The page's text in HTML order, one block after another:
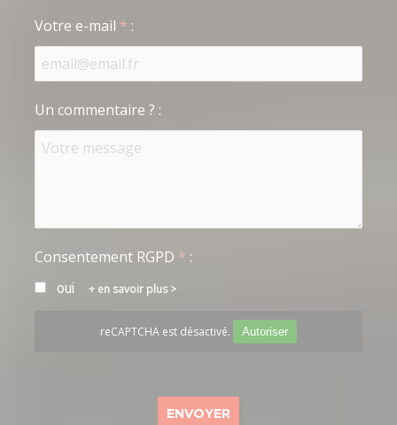
Votre e-mail * :
Un commentaire ? :
Consentement RGPD * :
oui en savoir plus >
reCAPTCHA est désactivé. Autoriser